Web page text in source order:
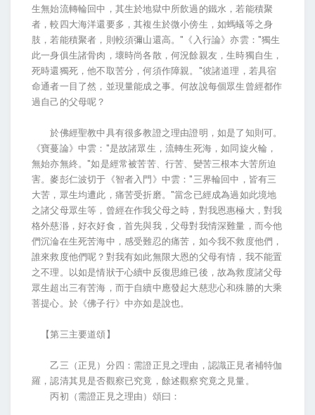
生無始流轉輪回中，其生於地獄中所飲過的鐵水，若能積聚
者，較四大海洋還要多，其複生於微小傍生，如螞蟻等之身
肢，若能積聚者，則較須彌山還高。"《入行論》亦雲："獨生
此一身俱生諸骨肉，壞時尚各散，何況餘親友，生時獨自生，
死時還獨死，他不取苦分，何須作障親。"彼諸道理，若具宿
命通者一目了然，並現量能成之事。何故說每個眾生曾經都作
過自己的父母呢？
於佛經聖教中具有很多教證之理由證明，如是了知則可。
《寶蔓論》中雲："是故諸眾生，流轉生死海，如同旋火輪，
無始亦無終。"如是經常被苦苦、行苦、變苦三根本大苦所迫
害。麥彭仁波切于《智者入門》中雲："三界輪回中，皆有三
大苦，眾生均遭此，痛苦受折磨。"當念已經成為過如此境地
之諸父母眾生等，曾經在作我父母之時，對我恩惠極大，對我
格外慈湣，好衣好食，首先與我，父母對我情深難量，而今他
們沉淪在生死苦海中，感受難忍的痛苦，如今我不救度他們，
誰來救度他們呢？對我有如此無限大恩的父母有情，我不能置
之不理。以如是情狀于心續中反復思維已後，故為救度諸父母
眾生超出三有苦海，而于自續中應發起大慈悲心和殊勝的大乘
菩提心。於《佛子行》中亦如是說也。
【第三主要道頌】
乙三（正見）分四：需證正見之理由，認識正見者補特伽
羅，認清其見是否觀察已究竟，餘述觀察究竟之見量。
丙初（需證正見之理由）頌曰：